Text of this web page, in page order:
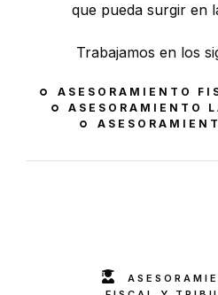
que pueda surgir en
Trabajamos en los
ASESORAMIENTO
ASESORAMIENTO